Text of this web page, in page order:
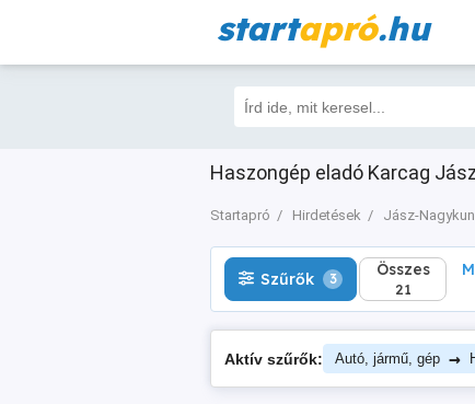
startapró.hu
Haszongép eladó Karcag
Startapró Hirdetések Jász-
Szűrők 3 Összes
21
Szűrők 3 Összes
21
Aktív szűrők: Autó, jármű, gép →